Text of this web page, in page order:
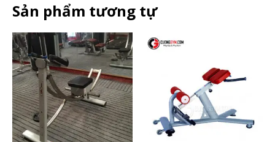
Sản phẩm tương tự